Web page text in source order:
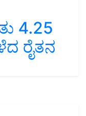
4.25
ರೈತನ